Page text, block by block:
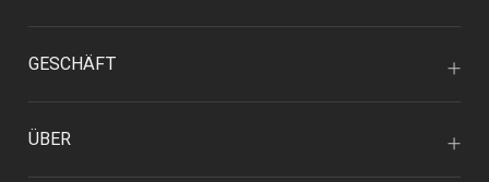
GESCHÄFT
ÜBER